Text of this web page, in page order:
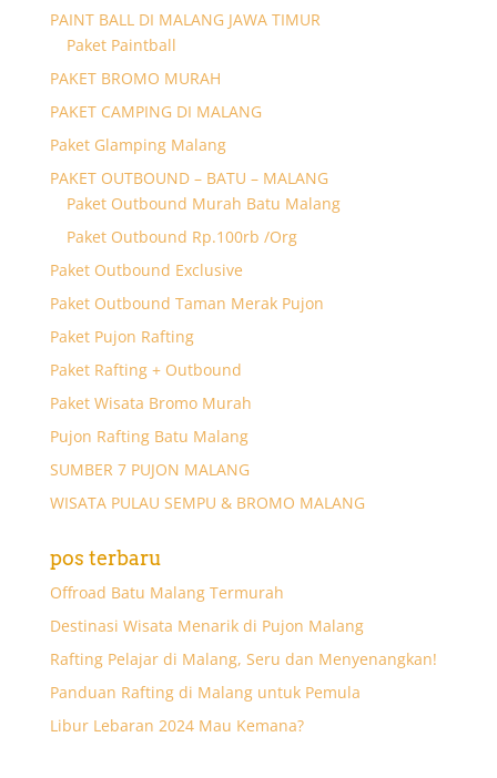
PAINT BALL DI MALANG JAWA TIMUR
Paket Paintball
PAKET BROMO MURAH
PAKET CAMPING DI MALANG
Paket Glamping Malang
PAKET OUTBOUND – BATU – MALANG
Paket Outbound Murah Batu Malang
Paket Outbound Rp.100rb /Org
Paket Outbound Exclusive
Paket Outbound Taman Merak Pujon
Paket Pujon Rafting
Paket Rafting + Outbound
Paket Wisata Bromo Murah
Pujon Rafting Batu Malang
SUMBER 7 PUJON MALANG
WISATA PULAU SEMPU & BROMO MALANG
pos terbaru
Offroad Batu Malang Termurah
Destinasi Wisata Menarik di Pujon Malang
Rafting Pelajar di Malang, Seru dan Menyenangkan!
Panduan Rafting di Malang untuk Pemula
Libur Lebaran 2024 Mau Kemana?